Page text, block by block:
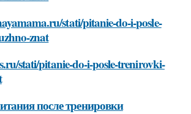
stati/pitanie-do-i-posle-
znat
stati/pitanie-do-i-posle-trenirovki-
после тренировки